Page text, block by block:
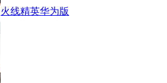
火线精英华为版